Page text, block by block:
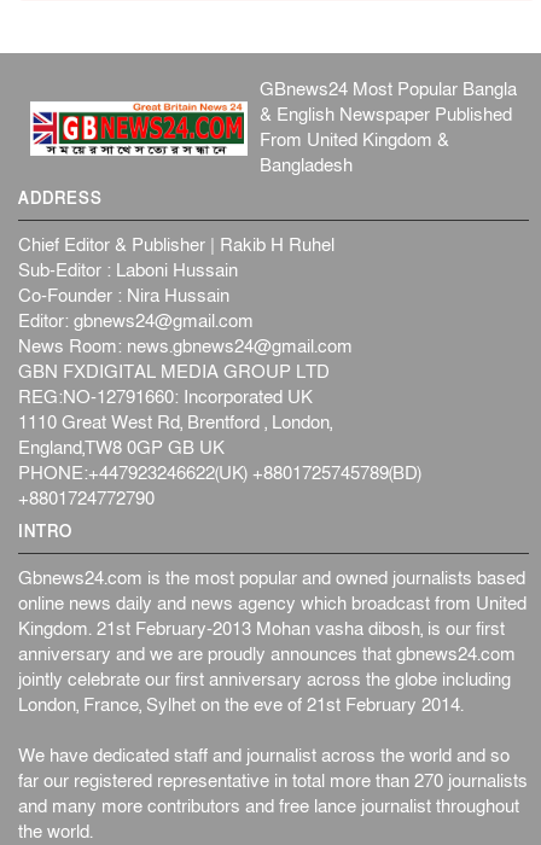
GBnews24 Most Popular Bangla
& English Newspaper Published
From United Kingdom &
Bangladesh
ADDRESS
Chief Editor & Publisher | Rakib H Ruhel
Sub-Editor : Laboni Hussain
Co-Founder : Nira Hussain
Editor: gbnews24@gmail.com
News Room: news.gbnews24@gmail.com
GBN FXDIGITAL MEDIA GROUP LTD
REG:NO-12791660: Incorporated UK
1110 Great West Rd, Brentford , London,
England,TW8 0GP GB UK
PHONE:+447923246622(UK) +8801725745789(BD)
+8801724772790
INTRO
Gbnews24.com is the most popular and owned journalists based
online news daily and news agency which broadcast from United
Kingdom. 21st February-2013 Mohan vasha dibosh, is our first
anniversary and we are proudly announces that gbnews24.com
jointly celebrate our first anniversary across the globe including
London, France, Sylhet on the eve of 21st February 2014.
We have dedicated staff and journalist across the world and so
far our registered representative in total more than 270 journalists
and many more contributors and free lance journalist throughout
the world.